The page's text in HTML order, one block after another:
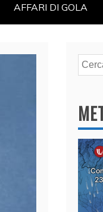
AFFARI DI GOLA
per: